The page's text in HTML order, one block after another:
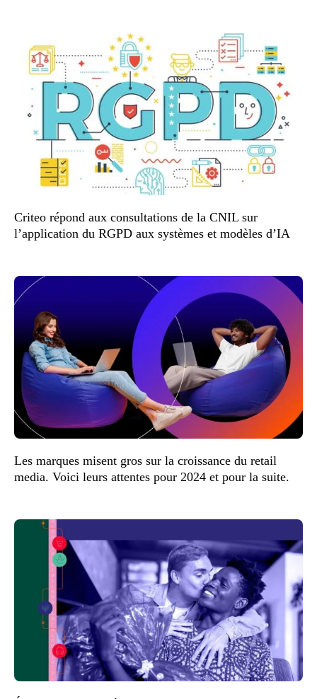
Criteo répond aux consultations de la CNIL sur
l’application du RGPD aux systèmes et modèles d’IA
Les marques misent gros sur la croissance du retail
media. Voici leurs attentes pour 2024 et pour la suite.